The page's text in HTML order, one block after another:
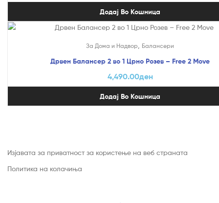
Додај Во Кошница
За Дома и Надвор, Балансери
Дрвен Балансер 2 во 1 Црно Розев – Free 2 Move
4,490.00ден
Додај Во Кошница
Изјавата за приватност за користење на веб страната
Политика на колачиња